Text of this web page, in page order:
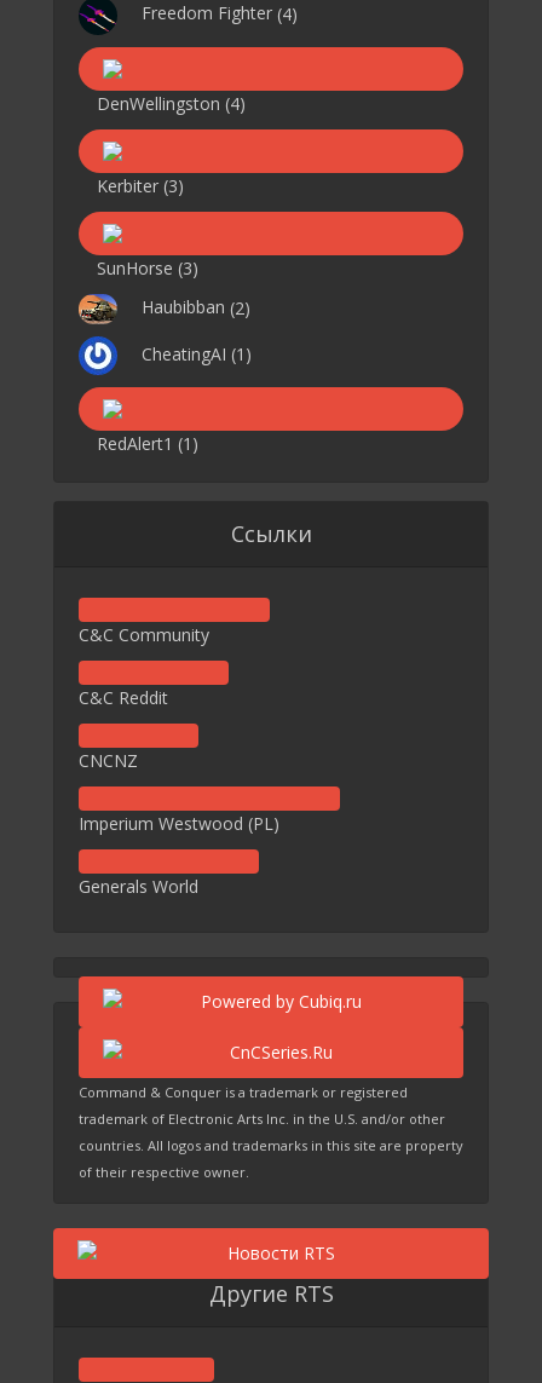
Freedom Fighter (4)
DenWellingston (4)
Kerbiter (3)
SunHorse (3)
Haubibban (2)
CheatingAI (1)
RedAlert1 (1)
Ссылки
C&C Community
C&C Reddit
CNCNZ
Imperium Westwood (PL)
Generals World
Command & Conquer is a trademark or registered
trademark of Electronic Arts Inc. in the U.S. and/or other
countries. All logos and trademarks in this site are property
of their respective owner.
Другие RTS